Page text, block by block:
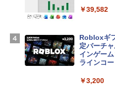
13インチ
TB SSD
ームカメ
D - スカイ
￥298,901
￥39,582
Robloxギ
定バーチ
インゲー
ラインコ
￥3,200